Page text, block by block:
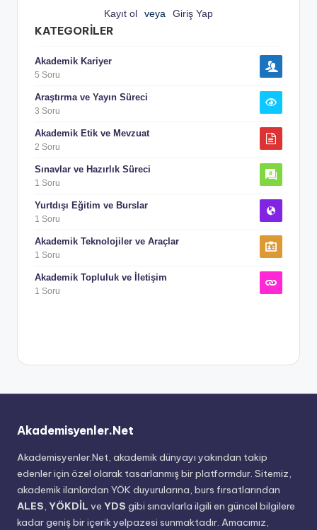
Kayıt ol veya Giriş Yap
KATEGORILER
Akademik Kariyer
5 Soru
Araştırma ve Yayın Süreci
3 Soru
Akademik Etik ve Mevzuat
2 Soru
Sınavlar ve Hazırlık Süreci
1 Soru
Yurtdışı Eğitim ve Burslar
1 Soru
Akademik Teknolojiler ve Araçlar
1 Soru
Akademik Topluluk ve İletişim
1 Soru
Akademisyenler.Net
Akademisyenler.Net, akademik dünyayı yakından takip
edenler için özel olarak tasarlanmış bir platformdur. Sitemiz,
akademik ilanlardan YÖK duyurularına, burs fırsatlarından
ALES, YÖKDİL ve YDS gibi sınavlarla ilgili en güncel bilgilere
kadar geniş bir içerik yelpazesi sunmaktadır. Amacımız,